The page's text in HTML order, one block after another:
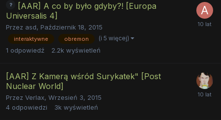
[AAR] A co by było gdyby?! [Europa
Universalis 4]
Przez asd, Październik 18, 2015
interaktywne obremon (i 5 więcej)
1 odpowiedź 2.2k wyświetleń
[AAR] Z Kamerą wśród Surykatek" [Post
Nuclear World]
Przez Verlax, Wrzesień 3, 2015
4 odpowiedzi 3k wyświetleń